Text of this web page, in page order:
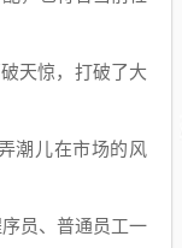
天惊，打破了大
潮儿在市场的风
员、普通员工一